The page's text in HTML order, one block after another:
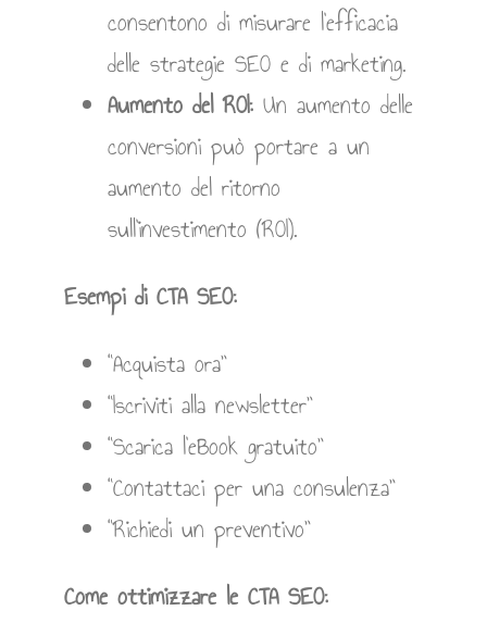
consentono di misurare l’efficacia
delle strategie SEO e di marketing.
Aumento del ROI: Un aumento delle
conversioni può portare a un
aumento del ritorno
sull’investimento (ROI).
Esempi di CTA SEO:
“Acquista ora”
“Iscriviti alla newsletter”
“Scarica l’eBook gratuito”
“Contattaci per una consulenza”
“Richiedi un preventivo”
Come ottimizzare le CTA SEO: